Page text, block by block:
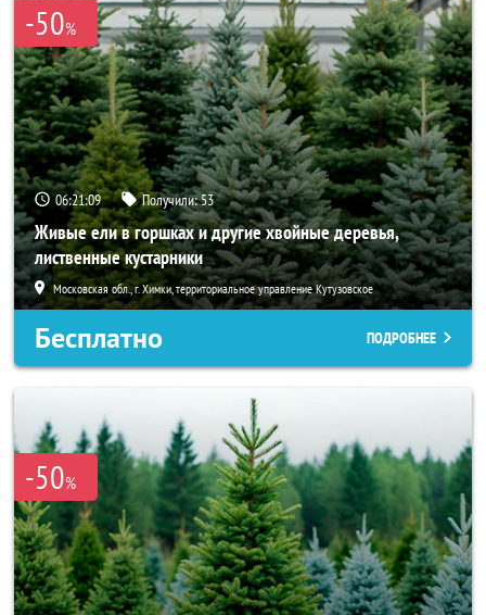
-50%
06:21:08 Получили:53
Живые ели в горшках и другие хвойные деревья,
лиственные кустарники
Московская обл., г. Химки, территориальное управление Кутузовское
Бесплатно ПОДРОБНЕЕ
-50%